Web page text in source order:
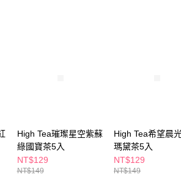
帳流程】
先享後付」後，將跳轉至「AFTEE先享後付」
確認金額後，即可完成結帳。
收到繳費通知簡訊。
含以上)免運費
High Tea璀璨星空紫蘇
綠國寶茶5入
NT$129
NT$149
High Tea希望晨
瑪黛茶5入
NT$129
NT$149